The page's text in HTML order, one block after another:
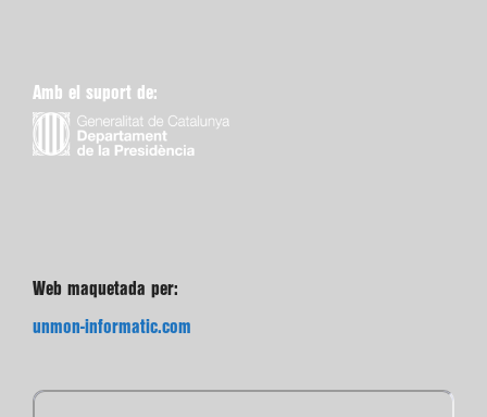
Amb el suport de:
Web maquetada per:
unmon-informatic.com